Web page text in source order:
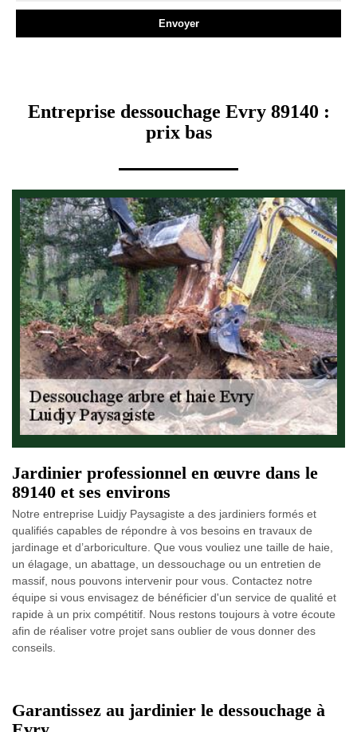
Entreprise dessouchage Evry 89140 :
prix bas
Jardinier professionnel en œuvre dans le
89140 et ses environs
Notre entreprise Luidjy Paysagiste a des jardiniers formés et
qualifiés capables de répondre à vos besoins en travaux de
jardinage et d’arboriculture. Que vous vouliez une taille de haie,
un élagage, un abattage, un dessouchage ou un entretien de
massif, nous pouvons intervenir pour vous. Contactez notre
équipe si vous envisagez de bénéficier d'un service de qualité et
rapide à un prix compétitif. Nous restons toujours à votre écoute
afin de réaliser votre projet sans oublier de vous donner des
conseils.
Garantissez au jardinier le dessouchage à